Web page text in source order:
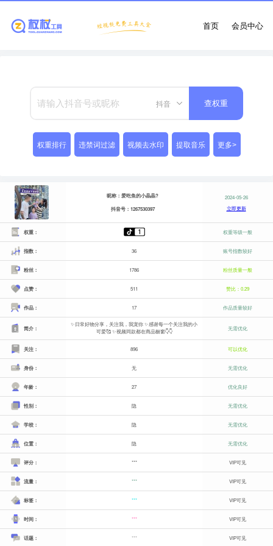
会员中心
首页
抖音 查权重
权重排行 违禁词过滤 视频去水印 提取音乐 更多>
昵称：爱吃鱼的小晶晶?
抖音号：1267530397
2024-05-26
立即更新
权重： 权重等级一般
指数： 36 账号指数较好
粉丝： 1786 粉丝质量一般
点赞： 511 赞比：0.29
作品： 17 作品质量较好
简介：
✨日常好物分享，关注我，我宠你 ✨感谢每一个关注我的小
可爱🥰 ✨视频同款都在商品橱窗👇👇
无需优化
关注： 896 可以优化
身份： 无 无需优化
年龄： 27 优化良好
性别： 隐 无需优化
学校： 隐 无需优化
位置： 隐 无需优化
评分： *** VIP可见
流量： *** VIP可见
标签： *** VIP可见
时间： *** VIP可见
话题： *** VIP可见